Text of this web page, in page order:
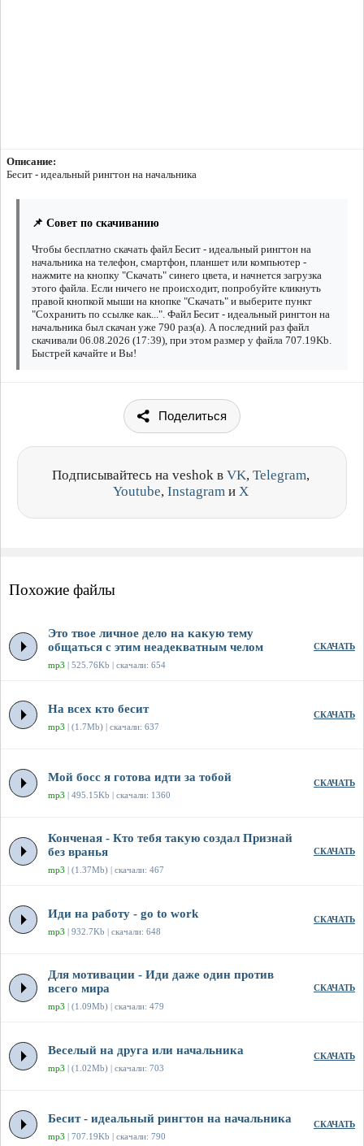
Описание:
Бесит - идеальный рингтон на начальника
📌 Совет по скачиванию
Чтобы бесплатно скачать файл Бесит - идеальный рингтон на
начальника на телефон, смартфон, планшет или компьютер -
нажмите на кнопку "Скачать" синего цвета, и начнется загрузка
этого файла. Если ничего не происходит, попробуйте кликнуть
правой кнопкой мыши на кнопке "Скачать" и выберите пункт
"Сохранить по ссылке как...". Файл Бесит - идеальный рингтон на
начальника был скачан уже 790 раз(а). А последний раз файл
скачивали 06.08.2026 (17:39), при этом размер у файла 707.19Kb.
Быстрей качайте и Вы!
Поделиться
Подписывайтесь на veshok в VK, Telegram,
Youtube, Instagram и X
Похожие файлы
Это твое личное дело на какую тему
общаться с этим неадекватным челом
mp3 | 525.76Kb | скачали: 654
СКАЧАТЬ
На всех кто бесит
mp3 | (1.7Mb) | скачали: 637
СКАЧАТЬ
Мой босс я готова идти за тобой
mp3 | 495.15Kb | скачали: 1360
СКАЧАТЬ
Конченая - Кто тебя такую создал Признай
без вранья
mp3 | (1.37Mb) | скачали: 467
СКАЧАТЬ
Иди на работу - go to work
mp3 | 932.7Kb | скачали: 648
СКАЧАТЬ
Для мотивации - Иди даже один против
всего мира
mp3 | (1.09Mb) | скачали: 479
СКАЧАТЬ
Веселый на друга или начальника
mp3 | (1.02Mb) | скачали: 703
СКАЧАТЬ
Бесит - идеальный рингтон на начальника
mp3 | 707.19Kb | скачали: 790
СКАЧАТЬ